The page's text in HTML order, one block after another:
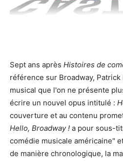
Sept ans après Histoires de
référence sur Broadway,
musical que l'on ne présente
écrire un nouvel opus intitulé :
couverture et au contenu
Hello, Broadway ! a pour sous-
comédie musicale américaine"
de manière chronologique, la